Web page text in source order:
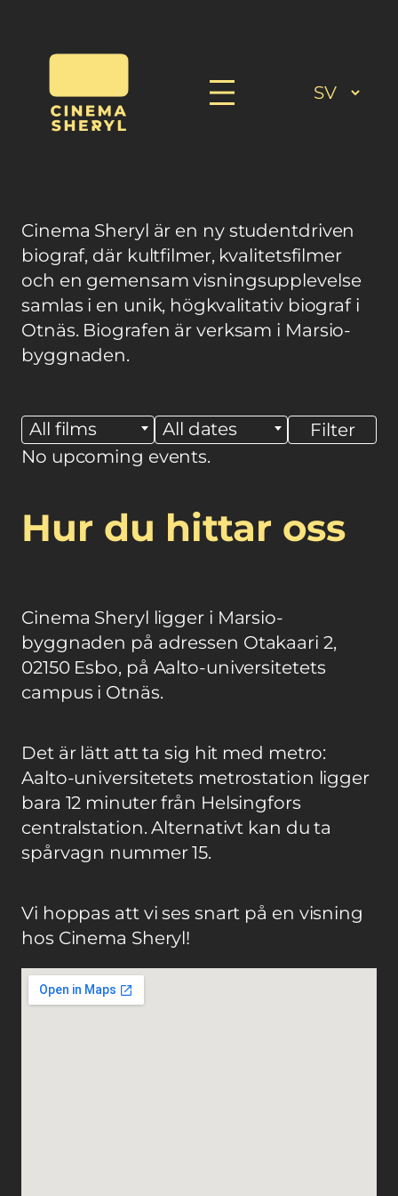
Cinema Sheryl är en ny studentdriven
biograf, där kultfilmer, kvalitetsfilmer
och en gemensam visningsupplevelse
samlas i en unik, högkvalitativ biograf i
Otnäs. Biografen är verksam i Marsio-
byggnaden.
All films
All dates
No upcoming events.
Hur du hittar oss
Cinema Sheryl ligger i Marsio-
byggnaden på adressen Otakaari 2,
02150 Esbo, på Aalto-universitetets
campus i Otnäs.
Det är lätt att ta sig hit med metro:
Aalto-universitetets metrostation ligger
bara 12 minuter från Helsingfors
centralstation. Alternativt kan du ta
spårvagn nummer 15.
Vi hoppas att vi ses snart på en visning
hos Cinema Sheryl!